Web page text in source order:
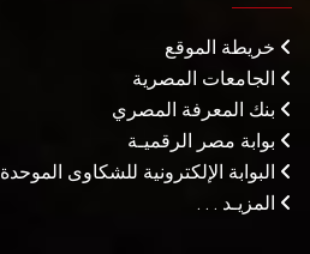
خريطة الموقع
الجامعات المصرية
بنك المعرفة المصري
بوابة مصر الرقميـة
البوابة الإلكترونية للشكاوى الموحدة
المزيـد . . .